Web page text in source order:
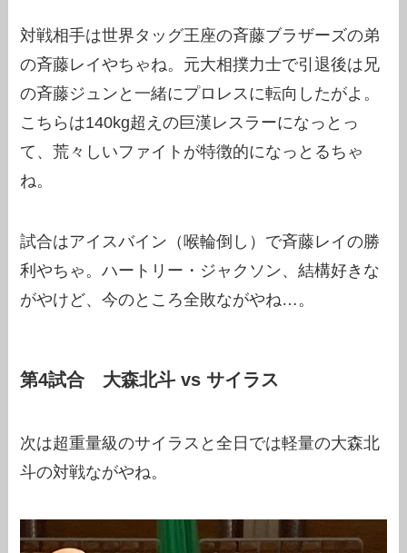
対戦相手は世界タッグ王座の斉藤ブラザーズの弟
の斉藤レイやちゃね。元大相撲力士で引退後は兄
の斉藤ジュンと一緒にプロレスに転向したがよ。
こちらは140kg超えの巨漢レスラーになっとっ
て、荒々しいファイトが特徴的になっとるちゃ
ね。
試合はアイスバイン（喉輪倒し）で斉藤レイの勝
利やちゃ。ハートリー・ジャクソン、結構好きな
がやけど、今のところ全敗ながやね…。
第4試合 大森北斗 vs サイラス
次は超重量級のサイラスと全日では軽量の大森北
斗の対戦ながやね。